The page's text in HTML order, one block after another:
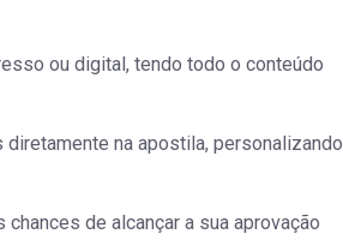
ou digital, tendo todo o conteúdo
na apostila, personalizando
de alcançar a sua aprovação